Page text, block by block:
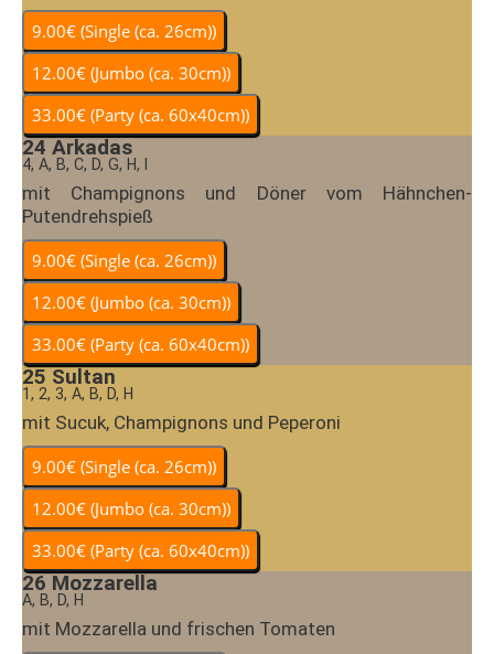
24 Arkadas
4, A, B, C, D, G, H, I
mit Champignons und Döner vom Hähnchen-
Putendrehspieß
25 Sultan
1, 2, 3, A, B, D, H
mit Sucuk, Champignons und Peperoni
26 Mozzarella
A, B, D, H
mit Mozzarella und frischen Tomaten